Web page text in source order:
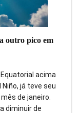
outro pico em
acima
já teve seu
de janeiro.
diminuir de